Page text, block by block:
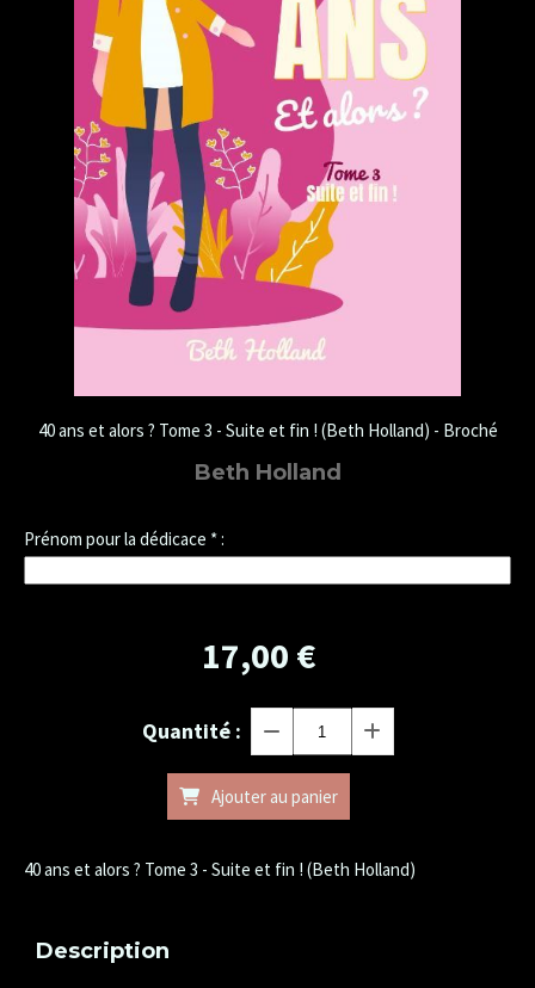
40 ans et alors ? Tome 3 - Suite et fin ! (Beth Holland) - Broché
Beth Holland
Prénom pour la dédicace *:
17,00 €
Quantité :
Ajouter au panier
40 ans et alors ? Tome 3 - Suite et fin ! (Beth Holland)
Description